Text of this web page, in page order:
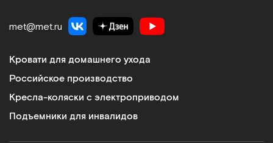
met@met.ru
Кровати для домашнего ухода
Российское производство
Кресла-коляски с электроприводом
Подъемники для инвалидов